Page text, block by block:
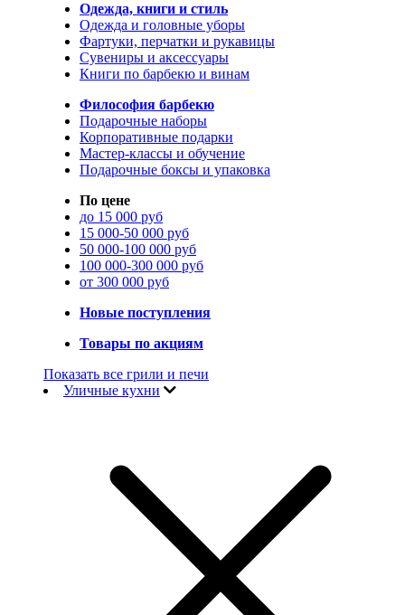
Одежда, книги и стиль
Одежда и головные уборы
Фартуки, перчатки и рукавицы
Сувениры и аксессуары
Книги по барбекю и винам
Философия барбекю
Подарочные наборы
Корпоративные подарки
Мастер-классы и обучение
Подарочные боксы и упаковка
По цене
до 15 000 руб
15 000-50 000 руб
50 000-100 000 руб
100 000-300 000 руб
от 300 000 руб
Новые поступления
Товары по акциям
Показать все грили и печи
Уличные кухни